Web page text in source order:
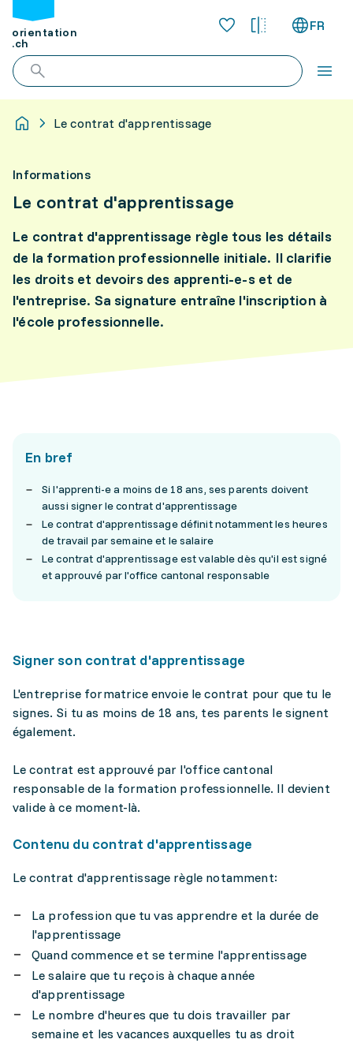
orientation
.ch
FR
Le contrat d'apprentissage
Informations
Le contrat d'apprentissage
Le contrat d'apprentissage règle tous les détails
de la formation professionnelle initiale. Il clarifie
les droits et devoirs des apprenti-e-s et de
l'entreprise. Sa signature entraîne l'inscription à
l'école professionnelle.
En bref
Si l'apprenti-e a moins de 18 ans, ses parents doivent
aussi signer le contrat d'apprentissage
Le contrat d'apprentissage définit notamment les heures
de travail par semaine et le salaire
Le contrat d'apprentissage est valable dès qu'il est signé
et approuvé par l'office cantonal responsable
Signer son contrat d'apprentissage
L'entreprise formatrice envoie le contrat pour que tu le
signes. Si tu as moins de 18 ans, tes parents le signent
également.
Le contrat est approuvé par l'office cantonal
responsable de la formation professionnelle. Il devient
valide à ce moment-là.
Contenu du contrat d'apprentissage
Le contrat d'apprentissage règle notamment:
La profession que tu vas apprendre et la durée de
l'apprentissage
Quand commence et se termine l'apprentissage
Le salaire que tu reçois à chaque année
d'apprentissage
Le nombre d'heures que tu dois travailler par
semaine et les vacances auxquelles tu as droit